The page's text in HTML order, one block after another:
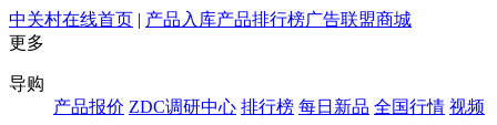
中关村在线首页 | 产品入库产品排行榜广告联盟商城
更多
导购
产品报价 ZDC调研中心 排行榜 每日新品 全国行情 视频